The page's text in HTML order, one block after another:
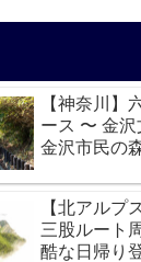
【神奈川】
ース 〜 金沢
金沢市民の
【北アルプ
三股ルート
酷な日帰り